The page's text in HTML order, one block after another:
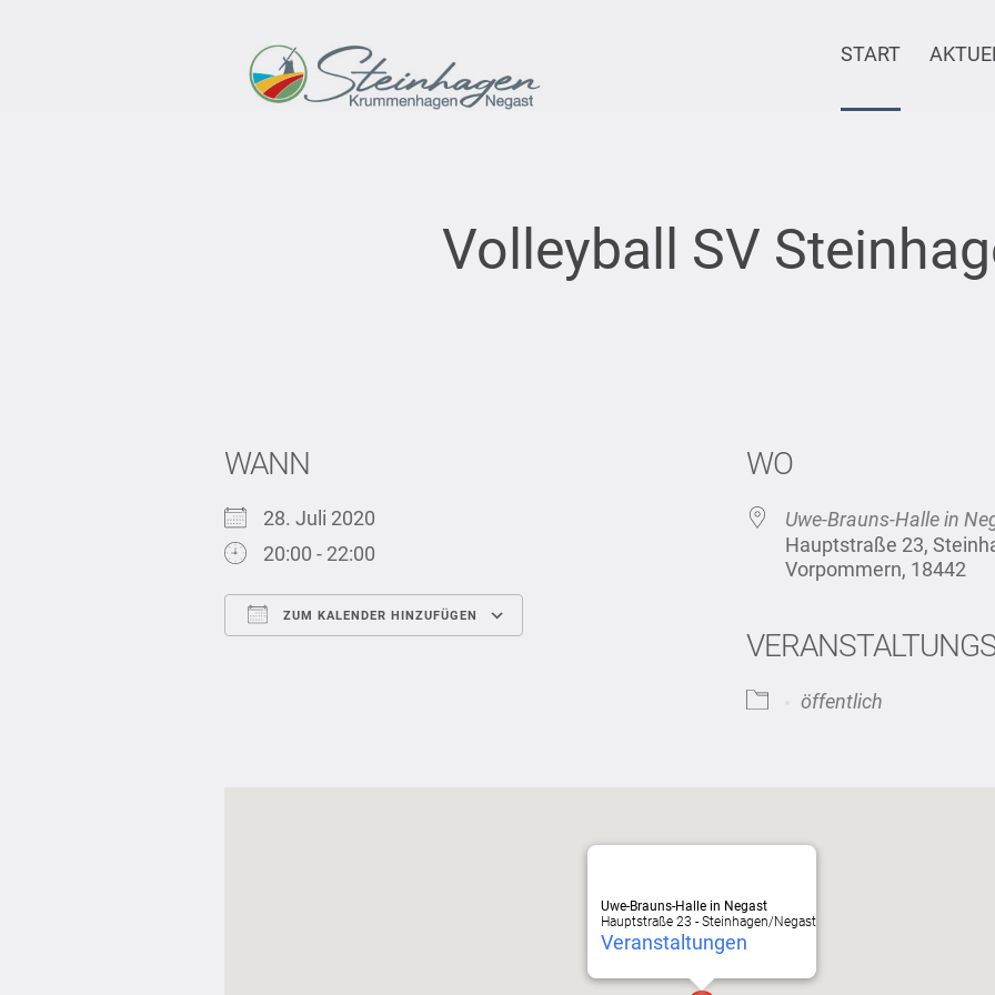
START
Volleyball SV
WANN
28. Juli 2020
20:00 - 22:00
ZUM KALENDER HINZUFÜGEN
iCalendar
WO
Uwe-Brauns-Halle in
Hauptstraße 23,
Vorpommern, 18442
öffentlich
Uwe-Brauns-Halle in Negast
Hauptstraße 23 - Steinhagen/Negast
Veranstaltungen